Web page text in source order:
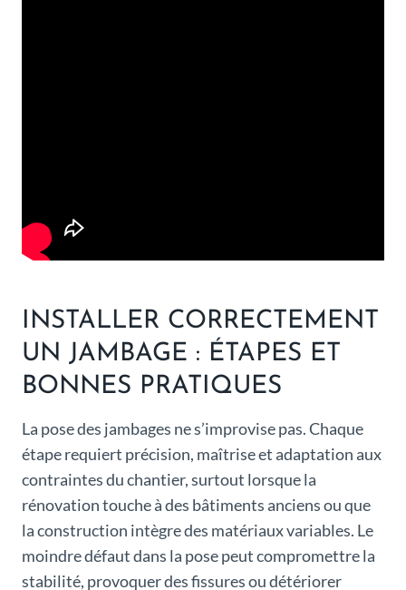
INSTALLER CORRECTEMENT
UN JAMBAGE : ÉTAPES ET
BONNES PRATIQUES
La pose des jambages ne s’improvise pas. Chaque
étape requiert précision, maîtrise et adaptation aux
contraintes du chantier, surtout lorsque la
rénovation touche à des bâtiments anciens ou que
la construction intègre des matériaux variables. Le
moindre défaut dans la pose peut compromettre la
stabilité, provoquer des fissures ou détériorer